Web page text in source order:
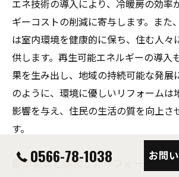
エネ技術の導入により、冷暖房の効率
ギーコストの削減に寄与します。また
は室内環境を健康的に保ち、住む人々
供します。再生可能エネルギーの導入
果を生み出し、地域の持続可能な発展
のように、環境に優しいリフォームは
影響を与え、住民の生活の質を向上さ
す。
都市開発と調和したリフォームの未
0566-78-1038 お問